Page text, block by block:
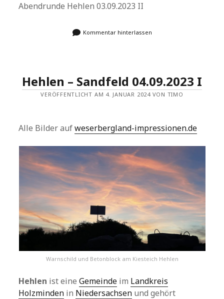
Abendrunde Hehlen 03.09.2023 II
Kommentar hinterlassen
Hehlen – Sandfeld 04.09.2023 I
VERÖFFENTLICHT AM 4. JANUAR 2024 VON TIMO
Alle Bilder aufweserbergland-impressionen.de
Warnschild und Betonblock am Kiesteich Hehlen
Hehlen ist eineGemeinde im Landkreis
Holzminden in Niedersachsen und gehört